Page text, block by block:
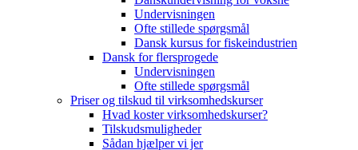
Undervisningen
Ofte stillede spørgsmål
Dansk kursus for fiskeindustrien
Dansk for flersprogede
Undervisningen
Ofte stillede spørgsmål
Priser og tilskud til virksomhedskurser
Hvad koster virksomhedskurser?
Tilskudsmuligheder
Sådan hjælper vi jer